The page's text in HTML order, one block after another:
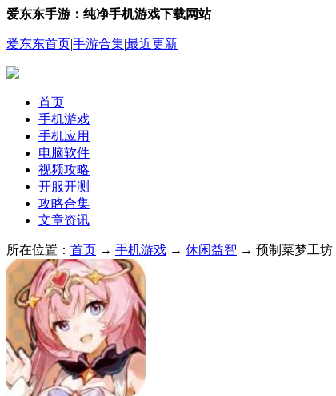
爱东东手游：纯净手机游戏下载网站
爱东东首页|手游合集|最近更新
首页
手机游戏
手机应用
电脑软件
视频攻略
开服开测
攻略合集
文章资讯
所在位置： 首页 → 手机游戏 → 休闲益智 → 预制菜梦工坊